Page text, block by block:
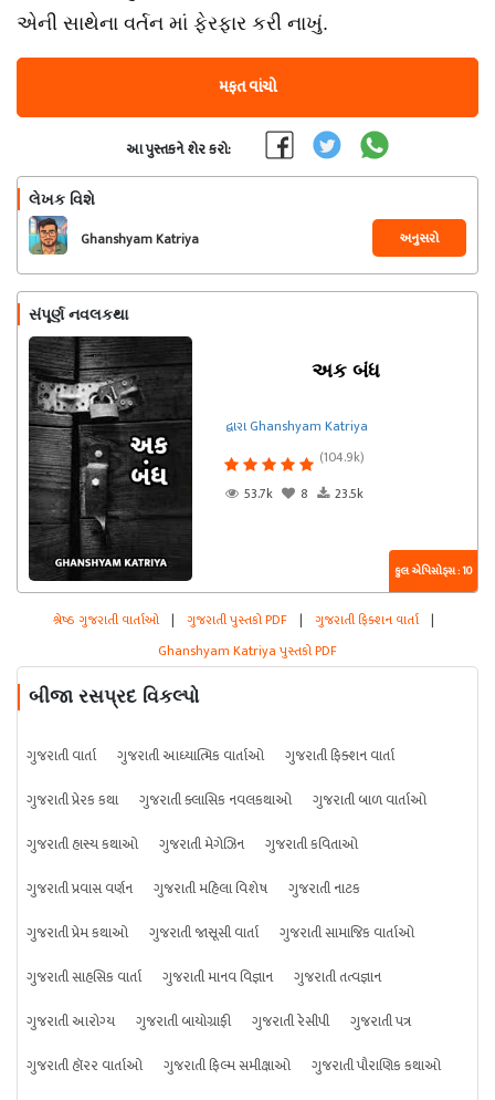
એની સાથેના વર્તન માં ફેરફાર કરી નાખું.
મફત વાંચો
આ પુસ્તકને શેર કરો:
લેખક વિશે
Ghanshyam Katriya અનુસરો
સંપૂર્ણ નવલકથા
અક બંધ
દ્વારા Ghanshyam Katriya
(104.9k)
53.7k
8 23.5k
કુલ એપિસોડ્સ : 10
શ્રેષ્ઠ ગુજરાતી વાર્તાઓ | ગુજરાતી પુસ્તકો PDF | ગુજરાતી ફિક્શન વાર્તા |
Ghanshyam Katriya પુસ્તકો PDF
બીજા રસપ્રદ વિકલ્પો
ગુજરાતી વાર્તા ગુજરાતી આધ્યાત્મિક વાર્તાઓ
ગુજરાતી ફિક્શન વાર્તા
ગુજરાતી પ્રેરક કથા
ગુજરાતી ક્લાસિક નવલકથાઓ
ગુજરાતી બાળ વાર્તાઓ
ગુજરાતી હાસ્ય કથાઓ
ગુજરાતી મેગેઝિન
ગુજરાતી કવિતાઓ
ગુજરાતી પ્રવાસ વર્ણન
ગુજરાતી મહિલા વિશેષ
ગુજરાતી નાટક
ગુજરાતી પ્રેમ કથાઓ
ગુજરાતી જાસૂસી વાર્તા
ગુજરાતી સામાજિક વાર્તાઓ
ગુજરાતી સાહસિક વાર્તા
ગુજરાતી માનવ વિજ્ઞાન
ગુજરાતી તત્વજ્ઞાન
ગુજરાતી આરોગ્ય
ગુજરાતી બાયોગ્રાફી ગુજરાતી રેસીપી
ગુજરાતી પત્ર
ગુજરાતી હૉરર વાર્તાઓ
ગુજરાતી ફિલ્મ સમીક્ષાઓ
ગુજરાતી પૌરાણિક કથાઓ